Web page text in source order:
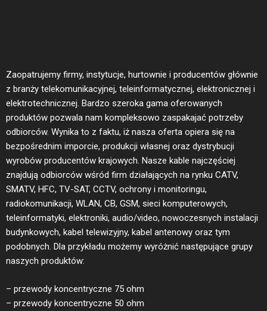
Zaopatrujemy firmy, instytucje, hurtownie i producentów głównie
z branży telekomunikacyjnej, teleinformatycznej, elektronicznej i
elektrotechnicznej. Bardzo szeroka gama oferowanych
produktów pozwala nam kompleksowo zaspakajać potrzeby
odbiorców. Wynika to z faktu, iż nasza oferta opiera się na
bezpośrednim imporcie, produkcji własnej oraz dystrybucji
wyrobów producentów krajowych. Nasze kable najczęściej
znajdują odbiorców wśród firm działających na rynku CATV,
SMATV, HFC, TV-SAT, CCTV, ochrony i monitoringu,
radiokomunikacji, WLAN, CB, GSM, sieci komputerowych,
teleinformatyki, elektroniki, audio/video, nowoczesnych instalacji
budynkowych, kabel telewizyjny, kabel antenowy oraz tym
podobnych. Dla przykładu możemy wyróżnić następujące grupy
naszych produktów:
– przewody koncentryczne 75 ohm
– przewody koncentryczne 50 ohm